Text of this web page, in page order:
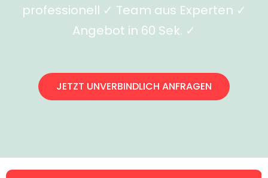
professionell ✓ Team aus Experten ✓
Angebot in 60 Sek. ✓
JETZT UNVERBINDLICH ANFRAGEN